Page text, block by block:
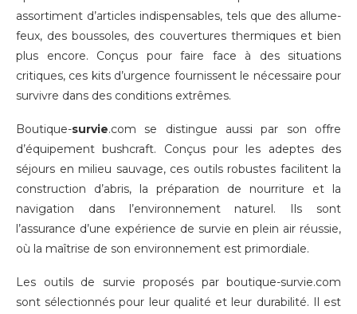
assortiment d’articles indispensables, tels que des allume-
feux, des boussoles, des couvertures thermiques et bien
plus encore. Conçus pour faire face à des situations
critiques, ces kits d’urgence fournissent le nécessaire pour
survivre dans des conditions extrêmes.
Boutique-survie.com se distingue aussi par son offre
d’équipement bushcraft. Conçus pour les adeptes des
séjours en milieu sauvage, ces outils robustes facilitent la
construction d’abris, la préparation de nourriture et la
navigation dans l’environnement naturel. Ils sont
l’assurance d’une expérience de survie en plein air réussie,
où la maîtrise de son environnement est primordiale.
Les outils de survie proposés par boutique-survie.com
sont sélectionnés pour leur qualité et leur durabilité. Il est